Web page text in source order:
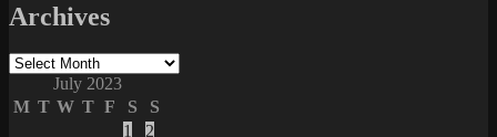
Archives
Archives
July 2023
M T W T F S
S
1
2